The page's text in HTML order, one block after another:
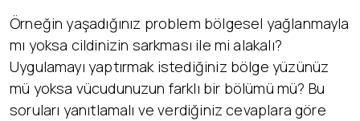
Örneğin yaşadığınız problem bölgesel yağlanmayla
mı yoksa cildinizin sarkması ile mi alakalı?
Uygulamayı yaptırmak istediğiniz bölge yüzünüz
mü yoksa vücudunuzun farklı bir bölümü mü? Bu
soruları yanıtlamalı ve verdiğiniz cevaplara göre